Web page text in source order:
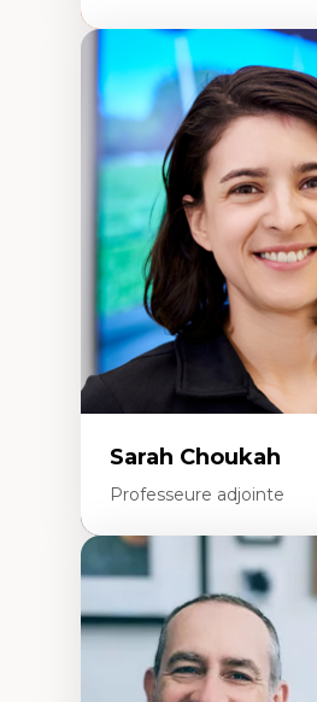
Expertises
Théories du
Économie politique
Élites économiques
Sociologie économique
Extractivisme
Classes sociales
Mouvements sociaux
Théories de l’État
Sarah Choukah
Professeure adjointe
Expertises
Démocratisation des
technologies et
Données ouvertes
Bioart, programmation et
créatives